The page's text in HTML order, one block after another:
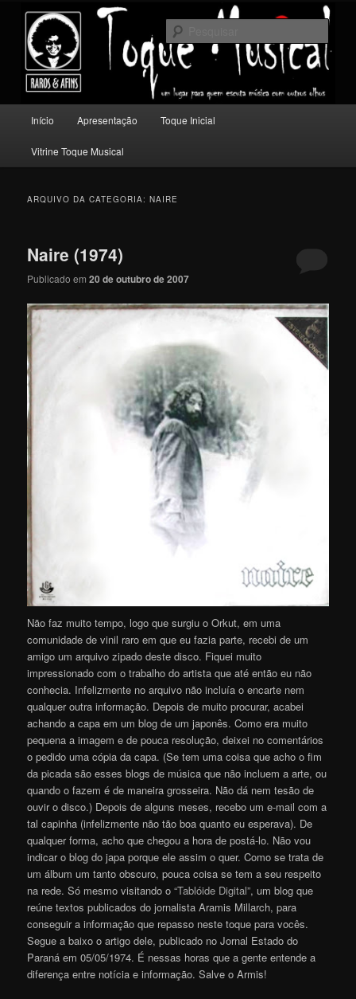
conteúdo
principal
conteúdo
secundário
Toque Musical
Um lugar para quem escuta música com outros olhos.
principal
Início Apresentação Toque Inicial
Vitrine Toque Musical
ARQUIVO DA CATEGORIA:NAIRE
Naire (1974)
Publicado em20 de outubro de 2007
Não faz muito tempo, logo que surgiu o Orkut, em uma
comunidade de vinil raro em que eu fazia parte, recebi de um
amigo um arquivo zipado deste disco. Fiquei muito
impressionado com o trabalho do artista que até então eu não
conhecia. Infelizmente no arquivo não incluía o encarte nem
qualquer outra informação. Depois de muito procurar, acabei
achando a capa em um blog de um japonês. Como era muito
pequena a imagem e de pouca resolução, deixei no comentários
o pedido uma cópia da capa. (Se tem uma coisa que acho o fim
da picada são esses blogs de música que não incluem a arte, ou
quando o fazem é de maneira grosseira. Não dá nem tesão de
ouvir o disco.) Depois de alguns meses, recebo um e-mail com a
tal capinha (infelizmente não tão boa quanto eu esperava). De
qualquer forma, acho que chegou a hora de postá-lo. Não vou
indicar o blog do japa porque ele assim o quer. Como se trata de
um álbum um tanto obscuro, pouca coisa se tem a seu respeito
na rede. Só mesmo visitando o“Tablóide Digital”, um blog que
reúne textos publicados do jornalista Aramis Millarch, para
conseguir a informação que repasso neste toque para vocês.
Segue a baixo o artigo dele, publicado no Jornal Estado do
Paraná em 05/05/1974. É nessas horas que a gente entende a
diferença entre notícia e informação. Salve o Armis!